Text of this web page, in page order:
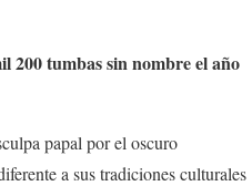
200 tumbas sin nombre el año
papal por el oscuro
a sus tradiciones culturales